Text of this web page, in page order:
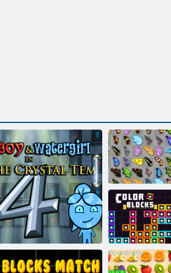
Schmetterlings
Kyodai